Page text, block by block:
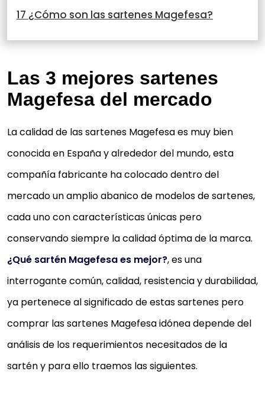
17 ¿Cómo son las sartenes Magefesa?
Las 3 mejores sartenes
Magefesa del mercado
La calidad de las sartenes Magefesa es muy bien
conocida en España y alrededor del mundo, esta
compañía fabricante ha colocado dentro del
mercado un amplio abanico de modelos de sartenes,
cada uno con características únicas pero
conservando siempre la calidad óptima de la marca.
¿Qué sartén Magefesa es mejor?, es una
interrogante común, calidad, resistencia y durabilidad,
ya pertenece al significado de estas sartenes pero
comprar las sartenes Magefesa idónea depende del
análisis de los requerimientos necesitados de la
sartén y para ello traemos las siguientes.